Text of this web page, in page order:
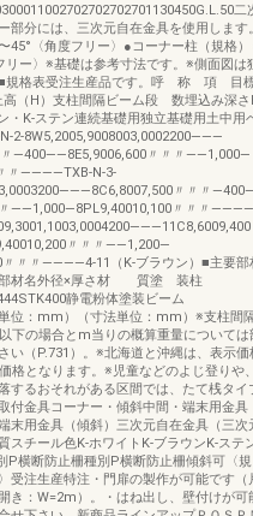
二
部分には、三次元自在金具を使用します
45°〈角度フリー〉●コーナー柱（規格）
リー〉※基礎は参考寸法です。※側面図は
■規格表受注生産品です。呼 称 項 目
（H）支柱間隔ビーム段 数埋込み深さ
・K-ステン連続基礎用独立基礎用土中用
2-8W5,2005,9008003,0002200———
〃—400——8E5,9006,600〃〃〃——1,000—
〃————TXB-N-3-
〃〃〃
〃——1,000—8PL9,40010,100〃〃〃————
〃〃〃——1,200—
〃〃〃————4-11（K-ブラウン）■主要部
部材名外径×厚さ材 質塗 装柱
静電粉体塗装ビーム
位：mm）（寸法単位：mm）※支柱間
下の場合とm当りの概算重量については
い（P.731）。※北海道と沖縄は、表示価
格となります。※児童などのよじ登りや
するおそれがある区間では、たて桟タイ
付金具コーナー・傾斜中間・端末用金具
末用金具（傾斜）三次元自在金具（三次
スチール色K-ホワイトK-ブラウンK-ステ
P横断防止柵種別P横断防止柵傾斜可〈規
受注生産特注・門扉の製作が可能です（
き：W=2m）。・はね出し、壁付けが可